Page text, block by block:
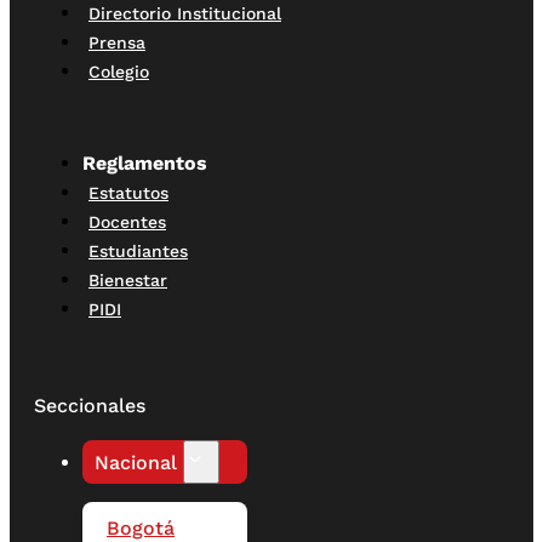
Directorio Institucional
Prensa
Colegio
Reglamentos
Estatutos
Docentes
Estudiantes
Bienestar
PIDI
Seccionales
Nacional
Bogotá